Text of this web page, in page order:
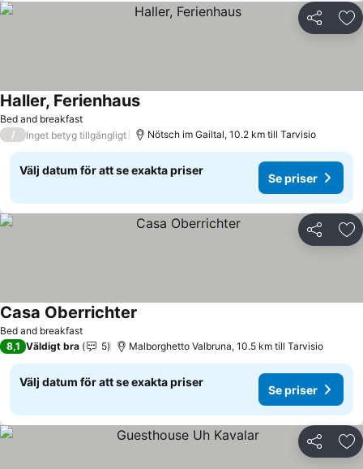
Dela
Bed and breakfast
Haller, FerienhausSe priser
/ Inget betyg tillgängligt Nötsch im Gailtal, 10.2 km till Tarvisio
Välj datum för att se exakta priser
Se priser
Dela
Bed and breakfast
Casa Oberrichter
8,1 Väldigt bra 5 Malborghetto Valbruna, 10.5 km till Tarvisio
Välj datum för att se exakta priser
Se priser
Dela